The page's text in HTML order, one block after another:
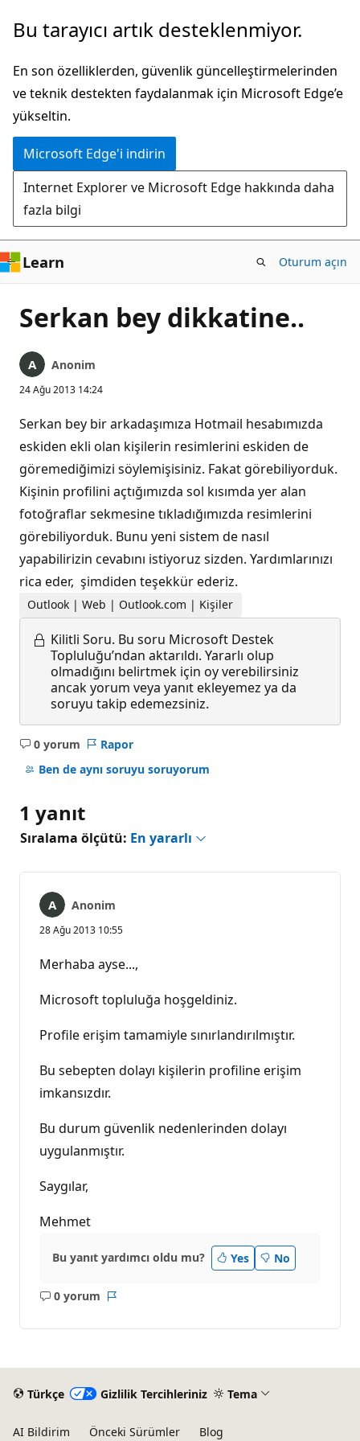
Ana
atla
Bu tarayıcı artık desteklenmiyor.
En son özelliklerden, güvenlik güncelleştirmelerinden
ve teknik destekten faydalanmak için Microsoft Edge’e
yükseltin.
Microsoft Edge'i indirin
Internet Explorer ve Microsoft Edge hakkında daha
fazla bilgi
Learn Oturum açın
Serkan bey dikkatine..
Anonim
24 Ağu 2013 14:24
Serkan bey bir arkadaşımıza Hotmail hesabımızda
eskiden ekli olan kişilerin resimlerini eskiden de
göremediğimizi söylemişisiniz. Fakat görebiliyorduk.
Kişinin profilini açtığımızda sol kısımda yer alan
fotoğraflar sekmesine tıkladığımızda resimlerini
görebiliyorduk. Bunu yeni sistem de nasıl
yapabilirizin cevabını istiyoruz sizden. Yardımlarınızı
rica eder, şimdiden teşekkür ederiz.
Outlook | Web | Outlook.com | Kişiler
Kilitli Soru. Bu soru Microsoft Destek
Topluluğu’ndan aktarıldı. Yararlı olup
olmadığını belirtmek için oy verebilirsiniz
ancak yorum veya yanıt ekleyemez ya da
soruyu takip edemezsiniz.
0 yorum
Açıklama
yok
Rapor
Ben de aynı soruyu soruyorum
1 yanıt
Sıralama ölçütü: En yararlı
Anonim
28 Ağu 2013 10:55
Merhaba ayse...,
Microsoft topluluğa hoşgeldiniz.
Profile erişim tamamiyle sınırlandırılmıştır.
Bu sebepten dolayı kişilerin profiline erişim
imkansızdır.
Bu durum güvenlik nedenlerinden dolayı
uygulanmıştır.
Saygılar,
Mehmet
Bu yanıt yardımcı oldu mu? Yes No
0 yorum
Açıklama
Türkçe Gizlilik Tercihleriniz Tema
AI Bildirim Önceki Sürümler Blog